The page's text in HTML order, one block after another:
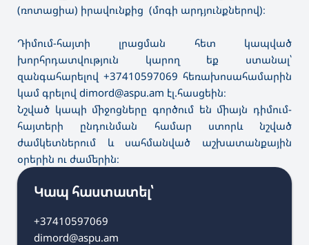
(ռոտացիա) իրավունքից (մոգի արդյունքներով)։
Դիմում-հայտի լրացման հետ կապված
խորհրդատվություն կարող եք ստանալ՝
զանգահարելով +37410597069 հեռախոսահամարին
կամ գրելով dimord@aspu.am էլ.հասցեին։
Նշված կապի միջոցները գործում են միայն դիմում-
հայտերի ընդունման համար ստորև նշված
ժամկետներում և սահմանված աշխատանքային
օրերին ու ժամերին։
Կապ հաստատել՝
+37410597069
dimord@aspu.am